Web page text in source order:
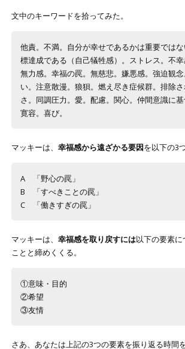
文中のキーワードを拾ってみた。
他責。不満。自分が幸せであるかは重要では
標達成である（自己犠牲感）。ストレス。不幸
無力感。幸福の罠。無慈悲。嫌悪感。強迫観
い。注意散漫。狼狽。燃え尽き症候群。排除
さ。同調圧力。愛。配慮。関心。仲間意識に基
寛容。喜び。
マッキーは、 幸福感から遠ざかる要因を以下の3
A 「野心の罠」
B 「すべきことの罠」
C 「働きすぎの罠」
マッキーは、 幸福感を取り戻すには以下の要素
ことと締めくくる。
①意味・目的
②希望
③友情
さあ、あなたは上記の3つの要素を振り返る時間